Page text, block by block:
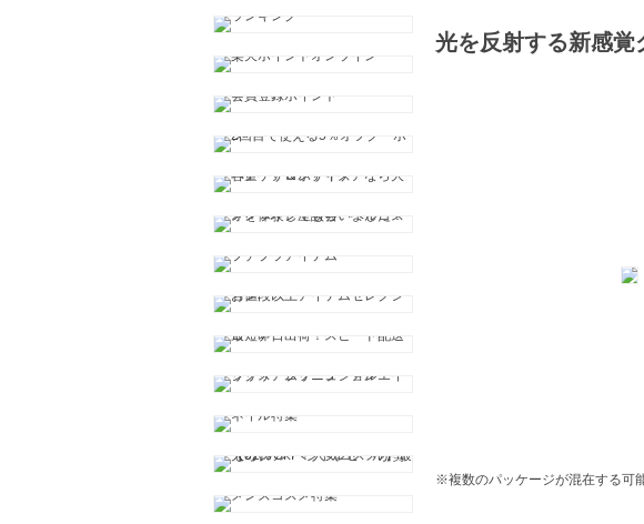
光を反射する新感覚
※複数のパッケージが混在する可